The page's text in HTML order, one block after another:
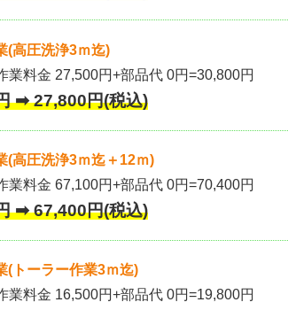
(高圧洗浄3ｍ迄)
業料金 27,500円+部品代 0円=30,800円
➡ 27,800円(税込)
(高圧洗浄3ｍ迄＋12ｍ)
業料金 67,100円+部品代 0円=70,400円
➡ 67,400円(税込)
(トーラー作業3ｍ迄)
業料金 16,500円+部品代 0円=19,800円